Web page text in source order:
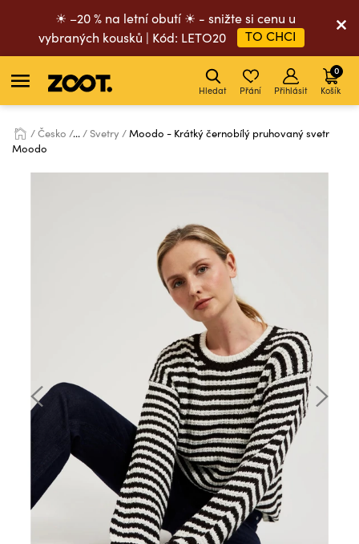
☀ –20 % na letní obutí ☀ - snižte si cenu u
vybraných kousků | Kód: LETO20
TO CHCI
Hledat Přání Přihlásit Košík
0
Česko ... Svetry
Moodo - Krátký černobílý pruhovaný svetr
Moodo